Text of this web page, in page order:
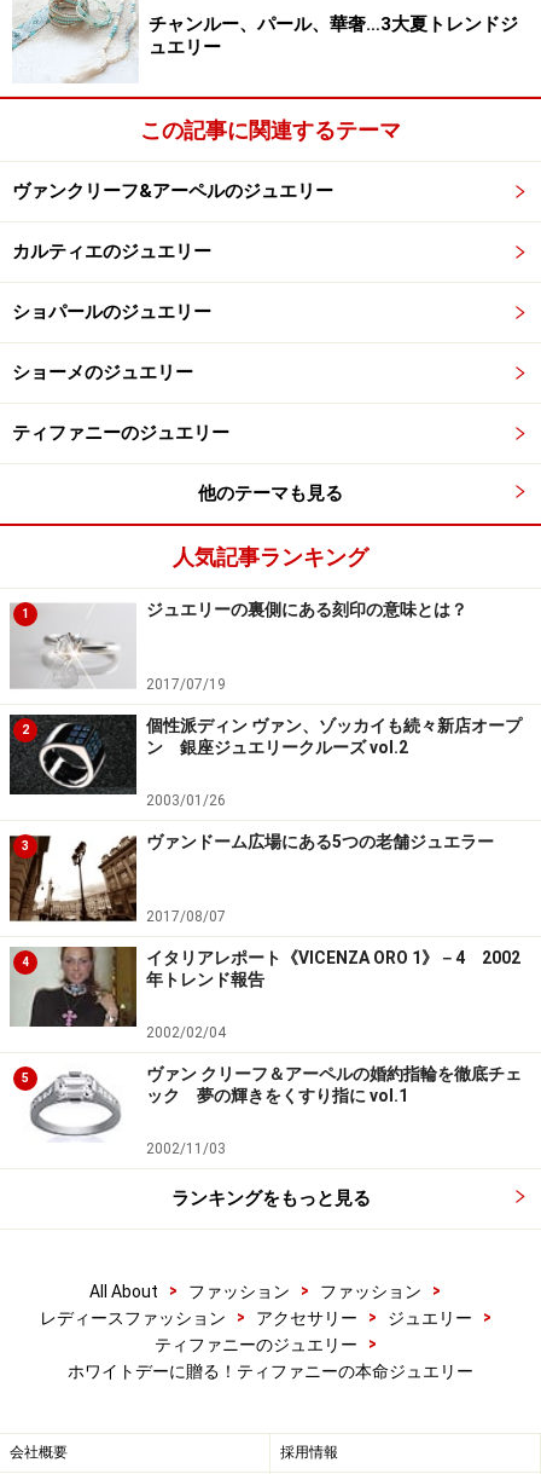
※記事内容は執筆時点のものです。最新の内容をご確認くださ
い。
1/2
チャンルー、パール、華奢…3大夏トレンドジ
ュエリー
この記事に関連するテーマ
ヴァンクリーフ&アーペルのジュエリー
カルティエのジュエリー
ショパールのジュエリー
ショーメのジュエリー
ティファニーのジュエリー
他のテーマも見る
人気記事ランキング
1 ジュエリーの裏側にある刻印の意味とは？
2017/07/19
2
個性派ディン ヴァン、ゾッカイも続々新店オープ
ン 銀座ジュエリークルーズ vol.2
2003/01/26
3 ヴァンドーム広場にある5つの老舗ジュエラー
2017/08/07
4
イタリアレポート《VICENZA ORO 1》－4 2002
年トレンド報告
2002/02/04
5
ヴァン クリーフ＆アーペルの婚約指輪を徹底チェ
ック 夢の輝きをくすり指に vol.1
2002/11/03
ランキングをもっと見る
All About > ファッション > ファッション
>
レディースファッション
> アクセサリー > ジュエリー
>
ティファニーのジュエリー
>
ホワイトデーに贈る！ティファニーの本命ジュエリー
会社概要 採用情報